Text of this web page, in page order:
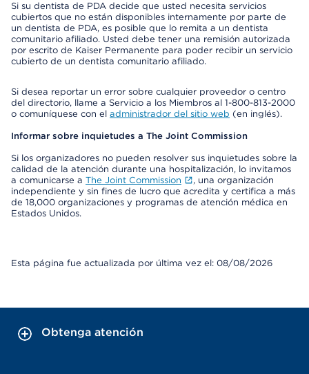
Si su dentista de PDA decide que usted necesita servicios
cubiertos que no están disponibles internamente por parte de
un dentista de PDA, es posible que lo remita a un dentista
comunitario afiliado. Usted debe tener una remisión autorizada
por escrito de Kaiser Permanente para poder recibir un servicio
cubierto de un dentista comunitario afiliado.
Si desea reportar un error sobre cualquier proveedor o centro
del directorio, llame a Servicio a los Miembros al 1-800-813-2000
o comuníquese con el administrador del sitio web (en inglés).
Informar sobre inquietudes a The Joint Commission
Si los organizadores no pueden resolver sus inquietudes sobre la
calidad de la atención durante una hospitalización, lo invitamos
a comunicarse a The Joint Commission
, una organización
independiente y sin fines de lucro que acredita y certifica a más
de 18,000 organizaciones y programas de atención médica en
Estados Unidos.
Esta página fue actualizada por última vez el: 08/08/2026
Obtenga atención